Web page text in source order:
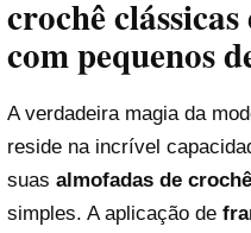
crochê
com pequenos
A verdadeira magia da
reside na incrível
suas almofadas de crochê
simples. A aplicação de